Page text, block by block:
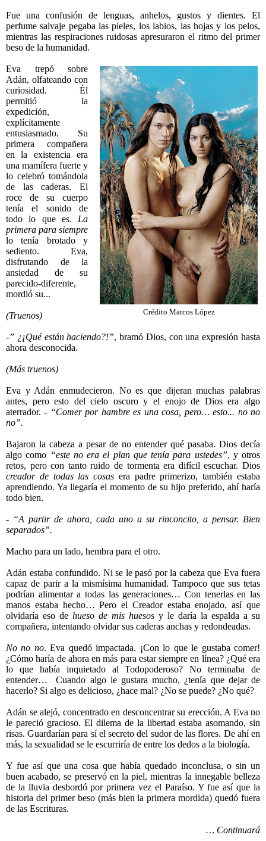
Fue una confusión de lenguas, anhelos, gustos y dientes. El
perfume salvaje pegaba las pieles, los labios, las hojas y los pelos,
mientras las respiraciones ruidosas apresuraron el ritmo del primer
beso de la humanidad.
Crédito Marcos López
Eva trepó sobre
Adán, olfateando con
curiosidad. Él
permitió la
expedición,
explícitamente
entusiasmado. Su
primera compañera
en la existencia era
una mamífera fuerte y
lo celebró tomándola
de las caderas. El
roce de su cuerpo
tenía el sonido de
todo lo que es.La
primera para siempre
lo tenía brotado y
sediento. Eva,
disfrutando de la
ansiedad de su
parecido-diferente,
mordió su...
(Truenos)
-” ¿¡Qué están haciendo?!”, bramó Dios, con una expresión hasta
ahora desconocida.
(Más truenos)
Eva y Adán enmudecieron. No es que dijeran muchas palabras
antes, pero esto del cielo oscuro y el enojo de Dios era algo
aterrador. - “Comer por hambre es una cosa, pero… esto... no no
no”.
Bajaron la cabeza a pesar de no entender qué pasaba. Dios decía
algo como “este no era el plan que tenía para ustedes”, y otros
retos, pero con tanto ruido de tormenta era difícil escuchar. Dios
creador de todas las cosas era padre primerizo, también estaba
aprendiendo. Ya llegaría el momento de su hijo preferido, ahí haría
todo bien.
- “A partir de ahora, cada uno a su rinconcito, a pensar. Bien
separados”.
Macho para un lado, hembra para el otro.
Adán estaba confundido. Ni se le pasó por la cabeza que Eva fuera
capaz de parir a la mismísima humanidad. Tampoco que sus tetas
podrían alimentar a todas las generaciones… Con tenerlas en las
manos estaba hecho… Pero el Creador estaba enojado, así que
olvidaría eso de hueso de mis huesos y le daría la espalda a su
compañera, intentando olvidar sus caderas anchas y redondeadas.
No no no. Eva quedó impactada. ¡Con lo que le gustaba comer!
¿Cómo haría de ahora en más para estar siempre en línea? ¿Qué era
lo que había inquietado al Todopoderoso? No terminaba de
entender…
Cuando algo le gustara mucho, ¿tenía que dejar de
hacerlo? Si algo es delicioso, ¿hace mal? ¿No se puede? ¿No qué?
Adán se alejó, concentrado en desconcentrar su erección. A Eva no
le pareció gracioso. El dilema de la libertad estaba asomando, sin
risas. Guardarían para sí el secreto del sudor de las flores. De ahí en
más, la sexualidad se le escurriría de entre los dedos a la biología.
Y fue así que una cosa que había quedado inconclusa, o sin un
buen acabado, se preservó en la piel, mientras la innegable belleza
de la lluvia desbordó por primera vez el Paraíso. Y fue así que la
historia del primer beso (más bien la primera mordida) quedó fuera
de las Escrituras.
… Continuará